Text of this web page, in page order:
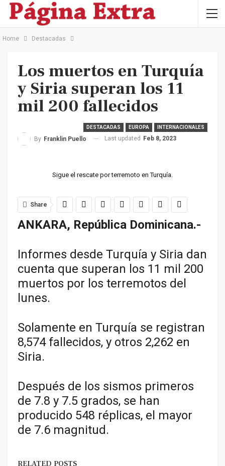
Home Destacadas
Los muertos en Turquía
y Siria superan los 11
mil 200 fallecidos
DESTACADAS EUROPA INTERNACIONALES
By Franklin Puello Last updated Feb 8, 2023
Sigue el rescate por terremoto en Turquía.
Share
ANKARA, República Dominicana.-
Informes desde Turquía y Siria dan
cuenta que superan los 11 mil 200
muertos por los terremotos del
lunes.
Solamente en Turquía se registran
8,574 fallecidos, y otros 2,262 en
Siria.
Después de los sismos primeros
de 7.8 y 7.5 grados, se han
producido 548 réplicas, el mayor
de 7.6 magnitud.
RELATED POSTS